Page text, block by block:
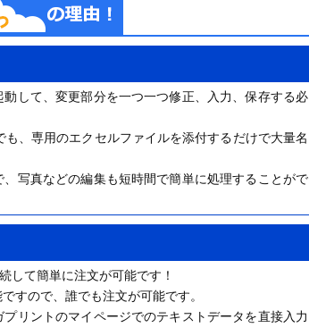
して、変更部分を一つ一つ修正、入力、保存する必
、専用のエクセルファイルを添付するだけで大量名
写真などの編集も短時間で簡単に処理することがで
して簡単に注文が可能です！
すので、誰でも注文が可能です。
リントのマイページでのテキストデータを直接入力